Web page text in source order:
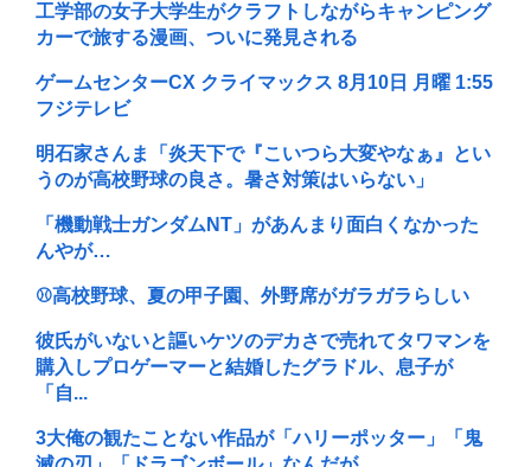
工学部の女子大学生がクラフトしながらキャンピング
カーで旅する漫画、ついに発見される
ゲームセンターCX クライマックス 8月10日 月曜 1:55
フジテレビ
明石家さんま「炎天下で『こいつら大変やなぁ』とい
うのが高校野球の良さ。暑さ対策はいらない」
「機動戦士ガンダムNT」があんまり面白くなかった
んやが…
⚾高校野球、夏の甲子園、外野席がガラガラらしい
彼氏がいないと謳いケツのデカさで売れてタワマンを
購入しプロゲーマーと結婚したグラドル、息子が
「自...
3大俺の観たことない作品が「ハリーポッター」「鬼